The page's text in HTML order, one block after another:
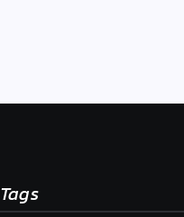
Tags